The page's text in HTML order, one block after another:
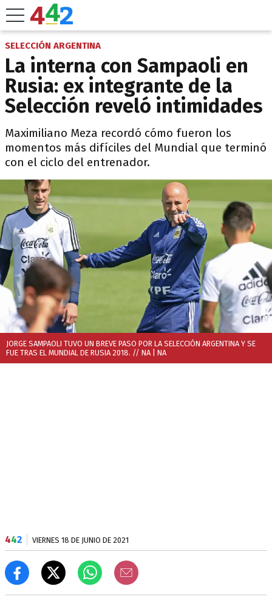
SELECCIÓN ARGENTINA
La interna con Sampaoli en
Rusia: ex integrante de la
Selección reveló intimidades
Maximiliano Meza recordó cómo fueron los
momentos más difíciles del Mundial que terminó
con el ciclo del entrenador.
JORGE SAMPAOLI TUVO UN BREVE PASO POR LA SELECCIÓN ARGENTINA Y SE
FUE TRAS EL MUNDIAL DE RUSIA 2018. // NA | NA
442 VIERNES 18 DE JUNIO DE 2021